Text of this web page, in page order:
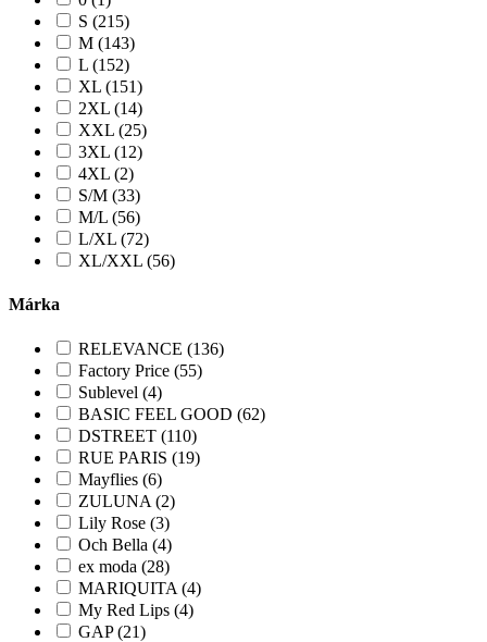
S (215)
M (143)
L (152)
XL (151)
2XL (14)
XXL (25)
3XL (12)
4XL (2)
S/M (33)
M/L (56)
L/XL (72)
XL/XXL (56)
Márka
RELEVANCE (136)
Factory Price (55)
Sublevel (4)
BASIC FEEL GOOD (62)
DSTREET (110)
RUE PARIS (19)
Mayflies (6)
ZULUNA (2)
Lily Rose (3)
Och Bella (4)
ex moda (28)
MARIQUITA (4)
My Red Lips (4)
GAP (21)